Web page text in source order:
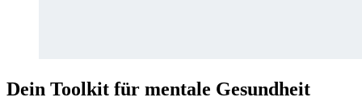
Dein Toolkit für mentale Gesundheit